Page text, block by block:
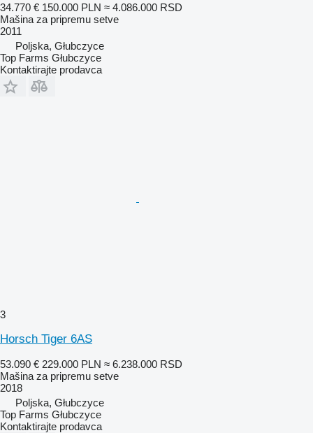
34.770 € 150.000 PLN ≈ 4.086.000 RSD
Mašina za pripremu setve
2011
Poljska, Głubczyce
Top Farms Głubczyce
Kontaktirajte prodavca
3
Horsch Tiger 6AS
53.090 € 229.000 PLN ≈ 6.238.000 RSD
Mašina za pripremu setve
2018
Poljska, Głubczyce
Top Farms Głubczyce
Kontaktirajte prodavca